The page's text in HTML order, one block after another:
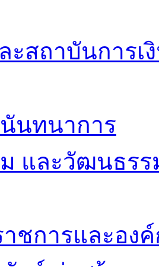
ะสถาบันการเ
นทนาการ
และวัฒนธรร
ชการและอง